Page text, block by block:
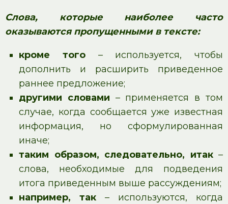
Слова, которые наиболее часто
оказываются пропущенными в тексте:
кроме того– используется, чтобы
дополнить и расширить приведенное
раннее предложение;
другими словами – применяется в том
случае, когда сообщается уже известная
информация, но сформулированная
иначе;
таким образом, следовательно, итак–
слова, необходимые для подведения
итога приведенным выше рассуждениям;
например, так – используются, когда